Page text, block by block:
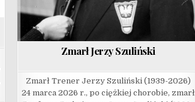
Zmarł Jerzy Szuliński
Zmarł Trener Jerzy Szuliński (1939-2026)
24 marca 2026 r., po ciężkiej chorobie, zmarł